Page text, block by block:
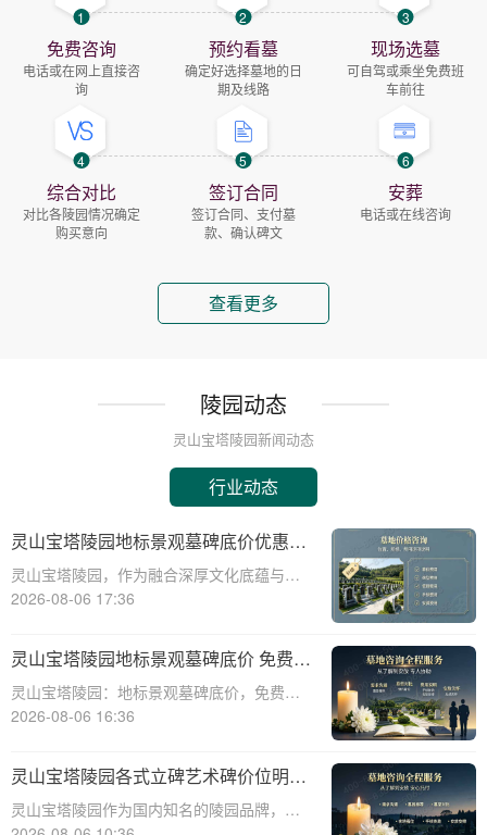
1
免费咨询
电话或在网上直接咨
询
2
预约看墓
确定好选择墓地的日
期及线路
3
现场选墓
可自驾或乘坐免费班
车前往
4
综合对比
对比各陵园情况确定
购买意向
5
签订合同
签订合同、支付墓
款、确认碑文
6
安葬
电话或在线咨询
查看更多
陵园动态
灵山宝塔陵园新闻动态
行业动态
灵山宝塔陵园地标景观墓碑底价优惠，
免费班车接送，购墓即享
灵山宝塔陵园，作为融合深厚文化底蕴与宗
教意蕴的现代化陵园，其标志性景观墓碑不
神慰藉的庄严象征。本文将深入剖析灵山宝
塔陵园标志性景观墓碑的基准定价策略，并
详细介绍免
2026-08-06 17:36
灵山宝塔陵园地标景观墓碑底价 免费班
车配套购墓即享
灵山宝塔陵园：地标景观墓碑底价，免费班
车配套购墓即享☎ 灵山宝塔陵园电话:400-
的规划越来越重视。选择一个合适的墓地，
不仅是对逝者的尊重，也是对生者的
2026-08-06 16:36
灵山宝塔陵园各式立碑艺术碑价位明细
组团选购享折上折
灵山宝塔陵园作为国内知名的陵园品牌，提